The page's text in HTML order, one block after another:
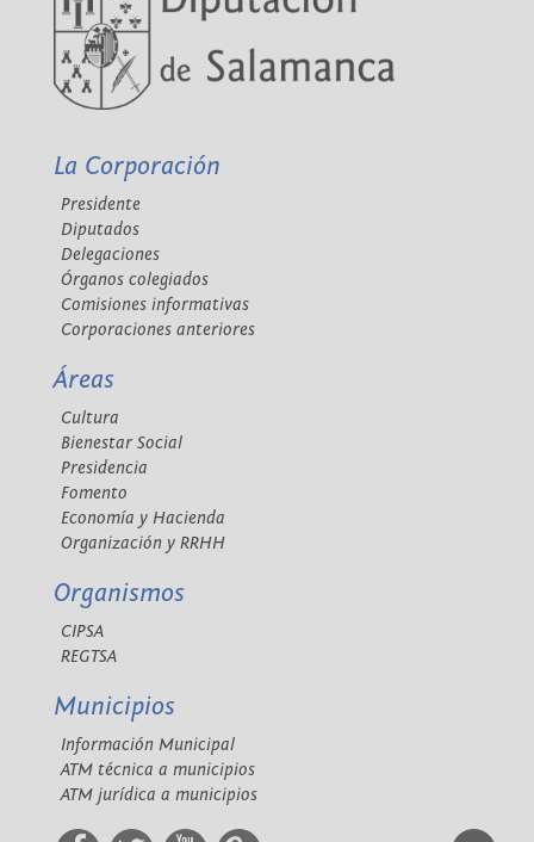
La Corporación
Presidente
Diputados
Delegaciones
Órganos colegiados
Comisiones informativas
Corporaciones anteriores
Áreas
Cultura
Bienestar Social
Presidencia
Fomento
Economía y Hacienda
Organización y RRHH
Organismos
CIPSA
REGTSA
Municipios
Información Municipal
ATM técnica a municipios
ATM jurídica a municipios